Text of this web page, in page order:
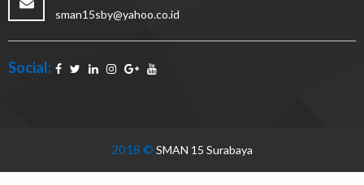
sman15sby@yahoo.co.id
Social:
2018 © SMAN 15 Surabaya